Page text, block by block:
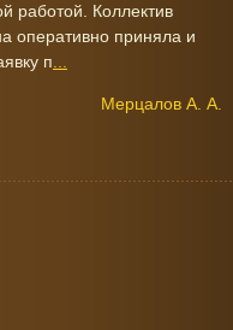
работой. Коллектив
оперативно приняла и
п
Мерцалов А. А.